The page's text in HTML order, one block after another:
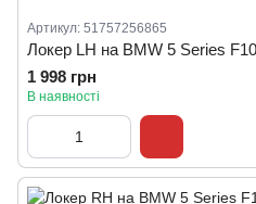
Артикул: 51757256865
Локер LH на BMW 5 Series
1 998 грн
В наявності